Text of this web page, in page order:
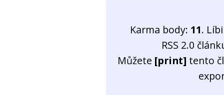
Karma body: 11.
RSS 2.0
Můžete [print] tento